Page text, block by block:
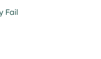
Fail